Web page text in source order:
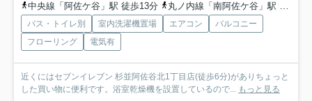
中央線「阿佐ケ谷」駅 徒歩13分
丸ノ内線「南阿佐ケ谷」駅 徒歩19分
バス・トイレ別 室内洗濯機置場 エアコン
バルコニー
フローリング
電気有
近くにはセブンイレブン 杉並阿佐谷北1丁目店(徒歩6分)がありちょっと
した買い物に便利です。浴室乾燥機を設置しているので... もっと見る